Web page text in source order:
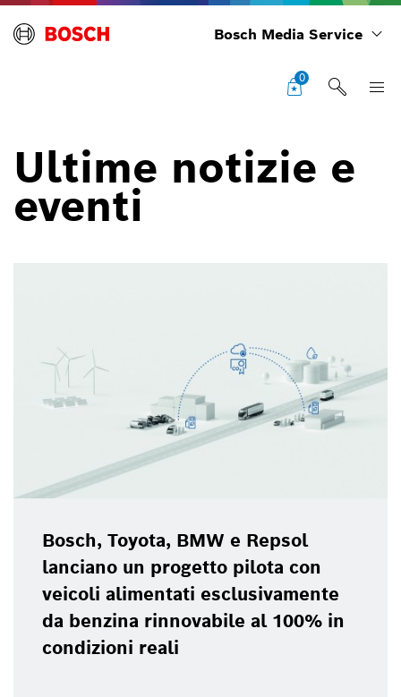
Bosch Media Service
0
Ultime notizie e
eventi
Bosch, Toyota, BMW e Repsol
lanciano un progetto pilota con
veicoli alimentati esclusivamente
da benzina rinnovabile al 100% in
condizioni reali